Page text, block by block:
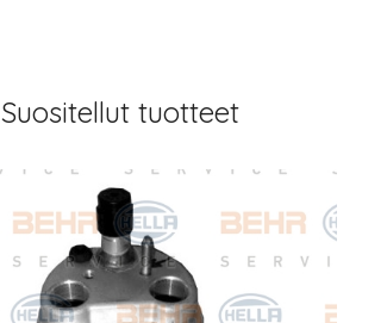
Suositellut tuotteet